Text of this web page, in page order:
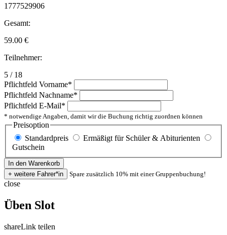
1777529906
Gesamt:
59.00 €
Teilnehmer:
5 / 18
Pflichtfeld Vorname*
Pflichtfeld Nachname*
Pflichtfeld E-Mail*
* notwendige Angaben, damit wir die Buchung richtig zuordnen können
Preisoption
Standardpreis
Ermäßigt für Schüler & Abiturienten
Gutschein
Spare zusätzlich 10% mit einer Gruppenbuchung!
close
Üben Slot
shareLink teilen